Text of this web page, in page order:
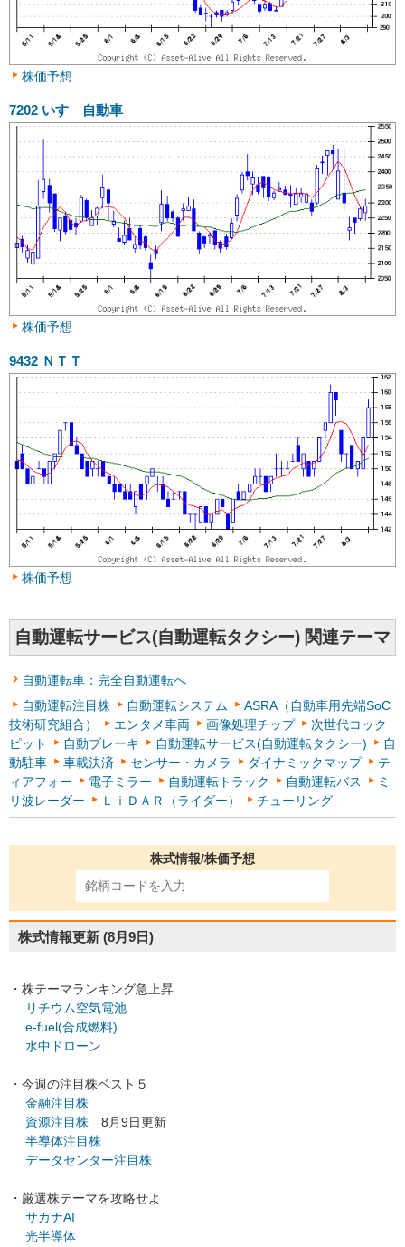
株価予想
7202 いすゞ自動車
株価予想
9432 ＮＴＴ
株価予想
自動運転サービス(自動運転タクシー) 関連テーマ
自動運転車：完全自動運転へ
自動運転注目株
自動運転システム
ASRA（自動車用先端SoC
技術研究組合）
エンタメ車両 画像処理チップ
次世代コック
ピット
自動ブレーキ 自動運転サービス(自動運転タクシー)
自
動駐車
車載決済 センサー・カメラ ダイナミックマップ
テ
ィアフォー
電子ミラー 自動運転トラック 自動運転バス
ミ
リ波レーダー
ＬｉＤＡＲ（ライダー） チューリング
株式情報/株価予想
株式情報更新 (8月9日)
・株テーマランキング急上昇
リチウム空気電池
e-fuel(合成燃料)
水中ドローン
・今週の注目株ベスト５
金融注目株
資源注目株 8月9日更新
半導体注目株
データセンター注目株
・厳選株テーマを攻略せよ
サカナAI
光半導体